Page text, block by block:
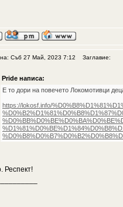
Съб 27 Май, 2023 7:12 Заглавие:
Pride написа:
Е то дори на повечето Локомотивци
https://lokosf.info/
Респект!